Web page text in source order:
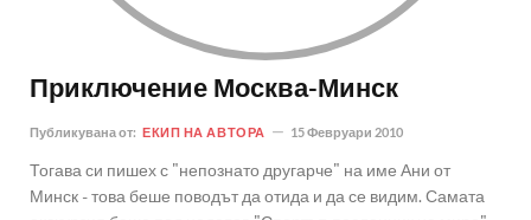
Приключение Москва-Минск
Публикувана от: ЕКИП НА АВТОРА 15 Февруари 2010
Тогава си пишех с "непознато другарче" на име Ани от
Минск - това беше поводът да отида и да се видим. Самата